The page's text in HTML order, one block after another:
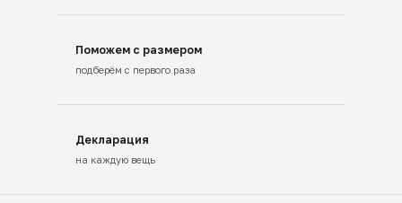
Поможем с размером
подберём с первого раза
Декларация
на каждую вещь